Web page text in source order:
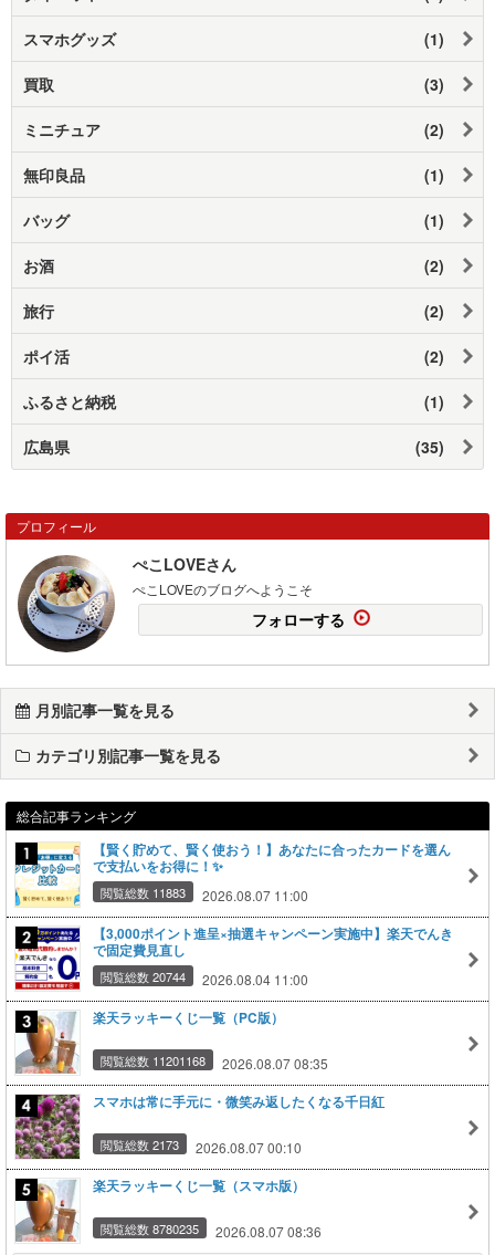
スマホグッズ (1)
買取 (3)
ミニチュア (2)
無印良品 (1)
バッグ (1)
お酒 (2)
旅行 (2)
ポイ活 (2)
ふるさと納税 (1)
広島県 (35)
プロフィール
ぺこLOVEさん
ぺこLOVEのブログへようこそ
フォローする
月別記事一覧を見る
カテゴリ別記事一覧を見る
総合記事ランキング
【賢く貯めて、賢く使おう！】あなたに合ったカードを選ん
で支払いをお得に！✨
閲覧総数 11883 2026.08.07 11:00
【3,000ポイント進呈×抽選キャンペーン実施中】楽天でんき
で固定費見直し
閲覧総数 20744 2026.08.04 11:00
楽天ラッキーくじ一覧（PC版）
閲覧総数 11201168 2026.08.07 08:35
スマホは常に手元に・微笑み返したくなる千日紅
閲覧総数 2173 2026.08.07 00:10
楽天ラッキーくじ一覧（スマホ版）
閲覧総数 8780235 2026.08.07 08:36